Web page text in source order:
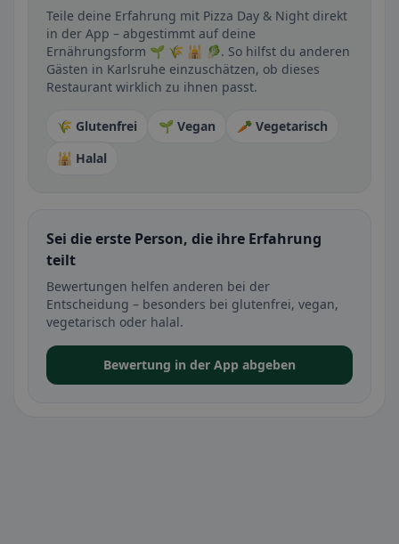
Teile deine Erfahrung mit Pizza Day & Night direkt
in der App – abgestimmt auf deine
Ernährungsform 🌱 🌾 🕌 🥬. So hilfst du anderen
Gästen in Karlsruhe einzuschätzen, ob dieses
Restaurant wirklich zu ihnen passt.
🌾 Glutenfrei 🌱 Vegan
🥕 Vegetarisch
🕌 Halal
Sei die erste Person, die ihre Erfahrung
teilt
Bewertungen helfen anderen bei der
Entscheidung – besonders bei glutenfrei, vegan,
vegetarisch oder halal.
Bewertung in der App abgeben